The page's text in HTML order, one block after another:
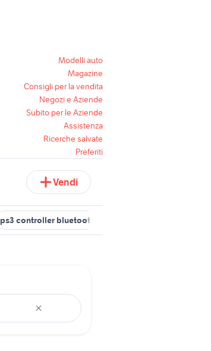
Modelli auto
Magazine
Consigli per la vendita
Negozi e Aziende
Subito per le Aziende
Assistenza
Ricerche salvate
Preferiti
Vendi
ps3 controller bluetooth